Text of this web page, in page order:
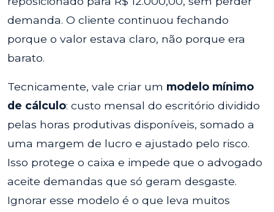
demanda. O cliente continuou fechando
porque o valor estava claro, não porque era
barato.
Tecnicamente, vale criar um modelo mínimo
de cálculo: custo mensal do escritório dividido
pelas horas produtivas disponíveis, somado a
uma margem de lucro e ajustado pelo risco.
Isso protege o caixa e impede que o advogado
aceite demandas que só geram desgaste.
Ignorar esse modelo é o que leva muitos